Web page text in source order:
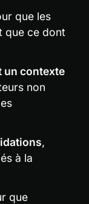
que les
que ce dont
un contexte
non
,
à la
que